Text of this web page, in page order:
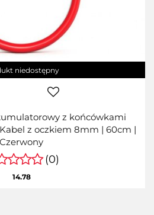
niedostępny
z końcówkami
z oczkiem 8mm | 60cm |
Czerwony
(0)
14.78